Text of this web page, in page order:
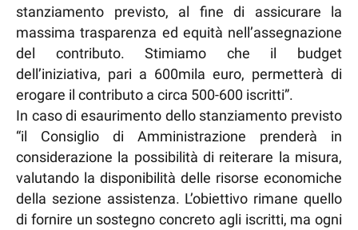
stanziamento previsto, al fine di assicurare la
massima trasparenza ed equità nell’assegnazione
del contributo. Stimiamo che il budget
dell’iniziativa, pari a 600mila euro, permetterà di
erogare il contributo a circa 500-600 iscritti”.
In caso di esaurimento dello stanziamento previsto
“il Consiglio di Amministrazione prenderà in
considerazione la possibilità di reiterare la misura,
valutando la disponibilità delle risorse economiche
della sezione assistenza. L’obiettivo rimane quello
di fornire un sostegno concreto agli iscritti, ma ogni